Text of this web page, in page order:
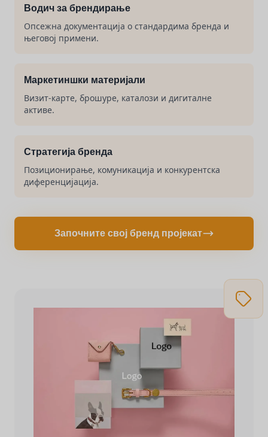
Водич за брендирање
Опсежна документација о стандардима бренда и
његовој примени.
Маркетиншки материјали
Визит-карте, брошуре, каталози и дигиталне
активе.
Стратегија бренда
Позиционирање, комуникација и конкурентска
диференцијација.
Започните свој бренд пројекат